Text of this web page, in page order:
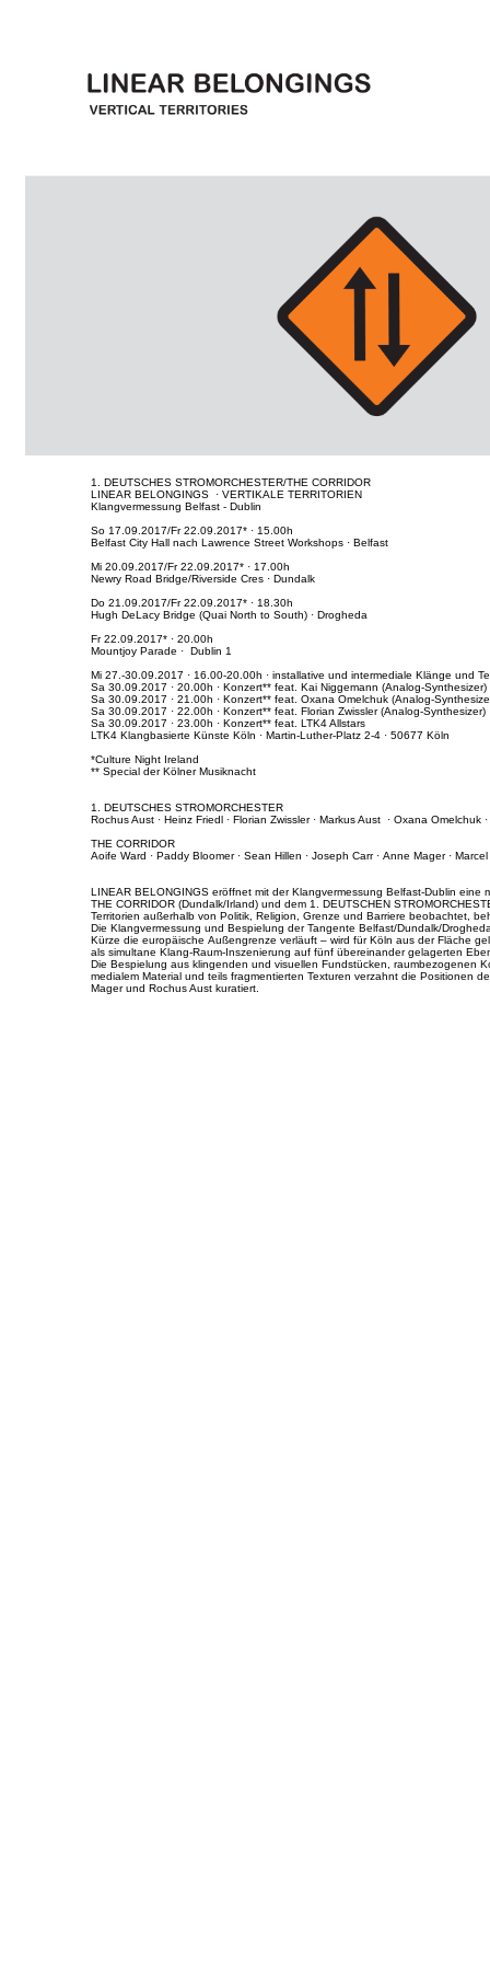
1. DEUTSCHES STROMORCHESTER/THE CORRIDOR
LINEAR BELONGINGS · VERTIKALE TERRITORIEN
Klangvermessung Belfast - Dublin
So 17.09.2017/Fr 22.09.2017* · 15.00h
Belfast City Hall nach Lawrence Street Workshops · Belfast
Mi 20.09.2017/Fr 22.09.2017* · 17.00h
Newry Road Bridge/Riverside Cres · Dundalk
Do 21.09.2017/Fr 22.09.2017* · 18.30h
Hugh DeLacy Bridge (Quai North to South) · Drogheda
Fr 22.09.2017* · 20.00h
Mountjoy Parade · Dublin 1
Mi 27.-30.09.2017 · 16.00-20.00h · installative und intermediale Klänge und
Sa 30.09.2017 · 20.00h · Konzert** feat. Kai Niggemann (Analog-Synthesizer)
Sa 30.09.2017 · 21.00h · Konzert** feat. Oxana Omelchuk (Analog-
Sa 30.09.2017 · 22.00h · Konzert** feat. Florian Zwissler (Analog-Synthesizer)
Sa 30.09.2017 · 23.00h · Konzert** feat. LTK4 Allstars
LTK4 Klangbasierte Künste Köln · Martin-Luther-Platz 2-4 · 50677 Köln
*Culture Night Ireland
** Special der Kölner Musiknacht
1. DEUTSCHES STROMORCHESTER
Rochus Aust · Heinz Friedl · Florian Zwissler · Markus Aust · Oxana Omelchuk
THE CORRIDOR
Aoife Ward · Paddy Bloomer · Sean Hillen · Joseph Carr · Anne Mager ·
LINEAR BELONGINGS eröffnet mit der Klangvermessung Belfast-Dublin eine
THE CORRIDOR (Dundalk/Irland) und dem 1. DEUTSCHEN
Territorien außerhalb von Politik, Religion, Grenze und Barriere beobachtet,
Die Klangvermessung und Bespielung der Tangente Belfast/Dundalk/
Kürze die europäische Außengrenze verläuft – wird für Köln aus der Fläche
als simultane Klang-Raum-Inszenierung auf fünf übereinander gelagerten
Die Bespielung aus klingenden und visuellen Fundstücken, raumbezogenen
medialem Material und teils fragmentierten Texturen verzahnt die Positionen
Mager und Rochus Aust kuratiert.